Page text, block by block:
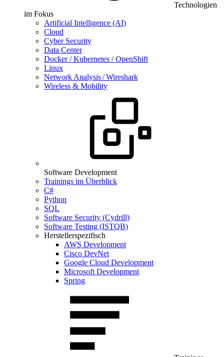
Technologien
im Fokus
Artificial Intelligence (AI)
Cloud
Cyber Security
Data Center
Docker / Kubernetes / OpenShift
Linux
Network Analysis / Wireshark
Wireless & Mobility
Software Development
Trainings im Überblick
C#
Python
SQL
Software Security (Cydrill)
Software Testing (ISTQB)
Herstellerspezifisch
AWS Development
Cisco DevNet
Google Cloud Development
Microsoft Development
Spring